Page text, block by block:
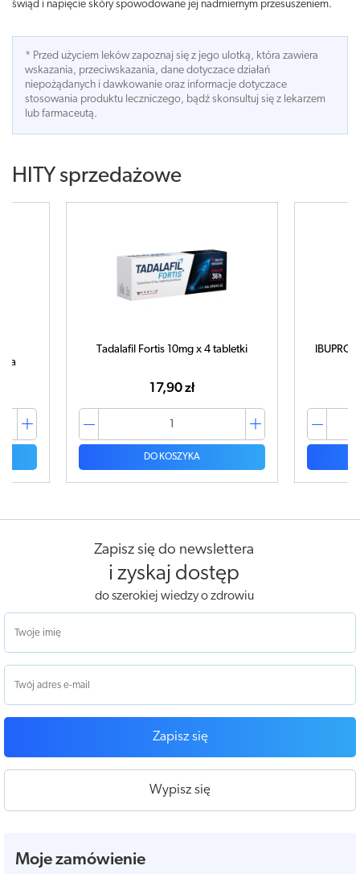
świąd i napięcie skóry spowodowane jej nadmiernym przesuszeniem.
* Przed użyciem leków zapoznaj się z jego ulotką, która zawiera
wskazania, przeciwskazania, dane dotyczace działań
niepożądanych i dawkowanie oraz informacje dotyczace
stosowania produktu leczniczego, bądź skonsultuj się z lekarzem
lub farmaceutą.
HITY sprzedażowe
Tadalafil Fortis 10mg x 4 tabletki
17,90 zł
DO KOSZYKA
Zapisz się do newslettera
i zyskaj dostęp
do szerokiej wiedzy o zdrowiu
Zapisz się
Wypisz się
Moje zamówienie